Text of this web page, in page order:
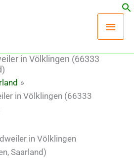
in Völklingen (66333
in Völklingen (66333
in Völklingen
Saarland)